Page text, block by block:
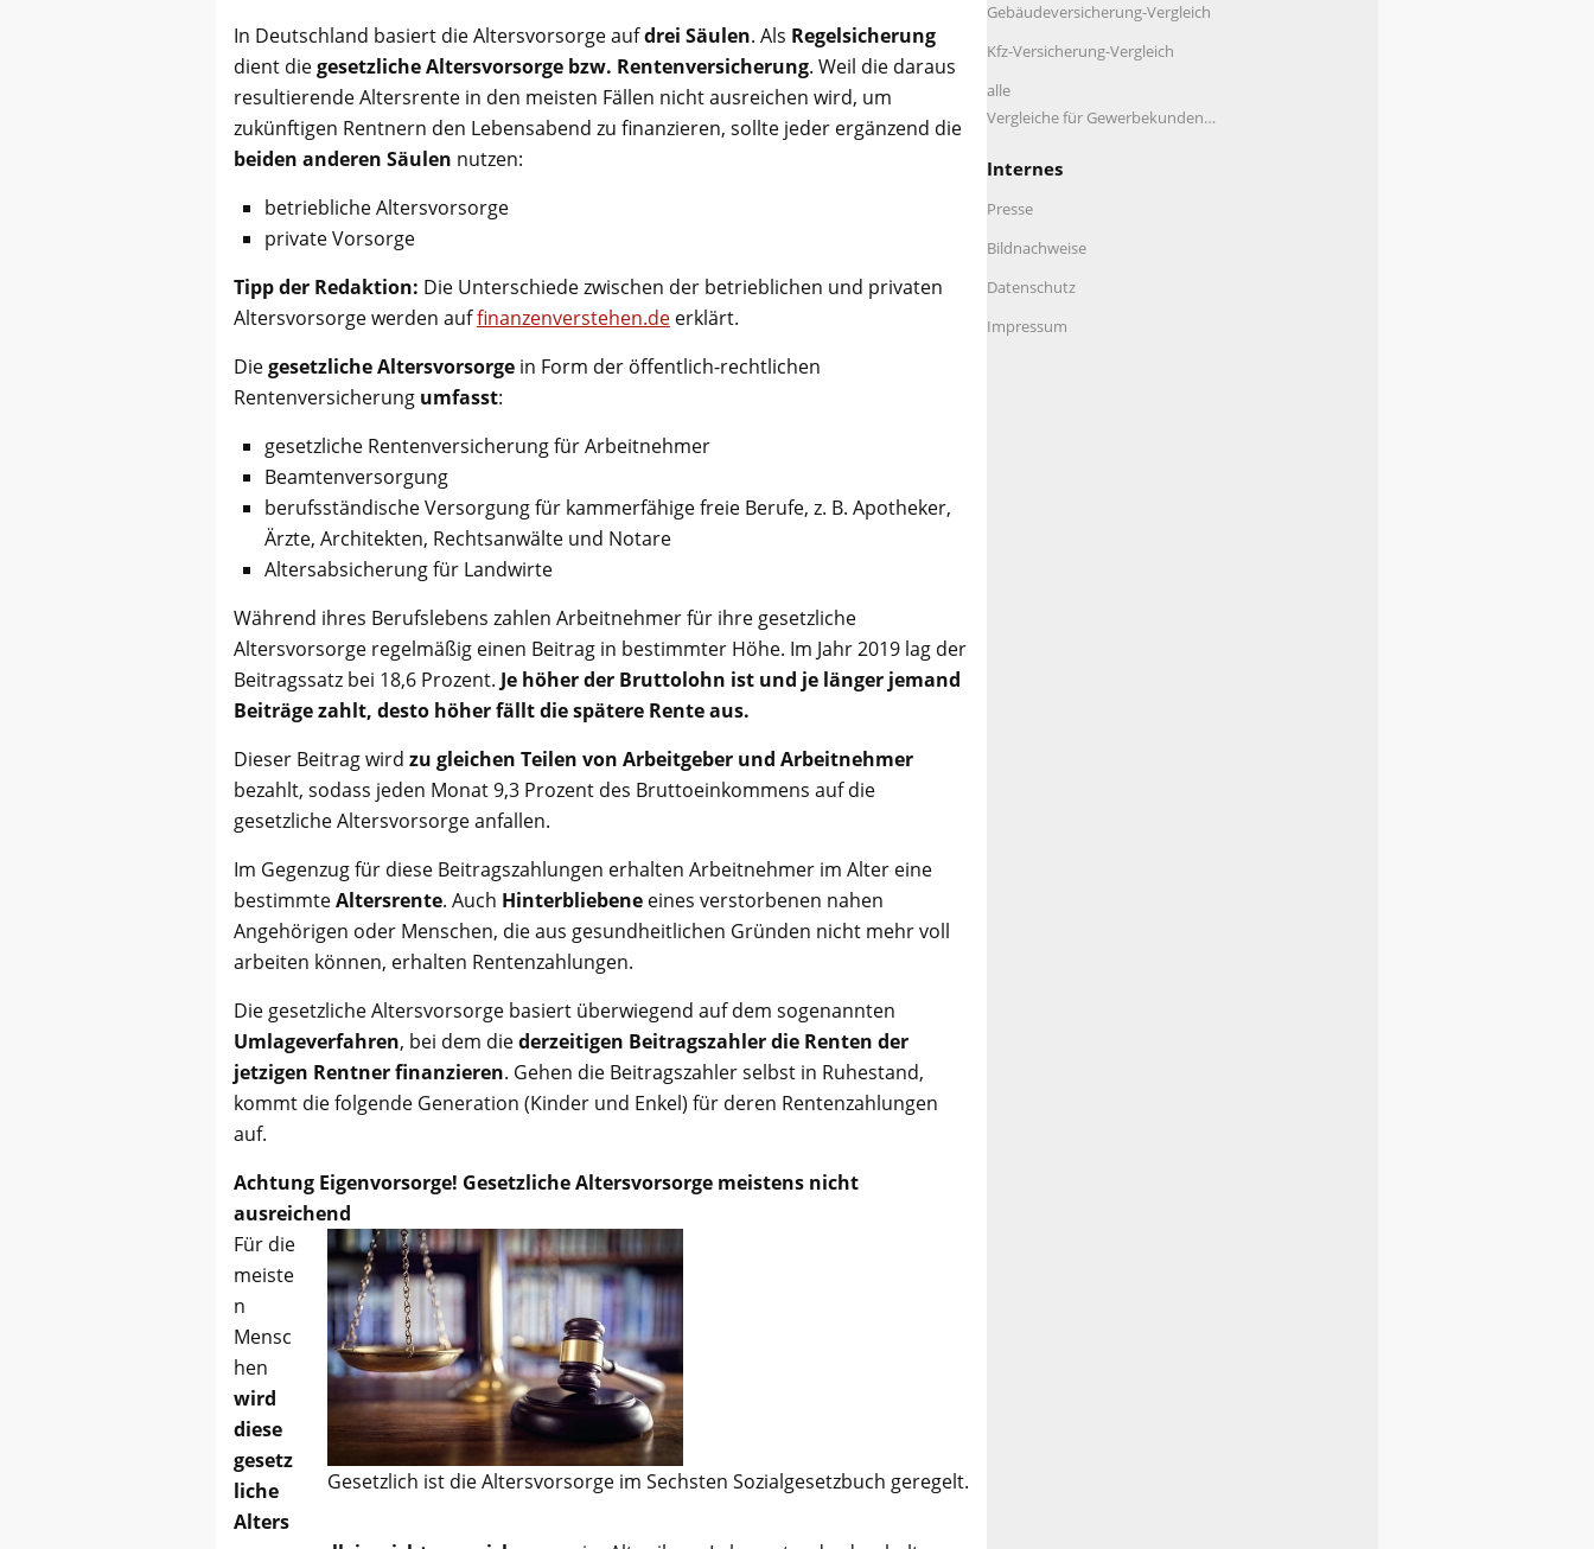
In Deutschland basiert die Altersvorsorge aufdrei Säulen. Als Regelsicherung
dient diegesetzliche Altersvorsorge bzw. Rentenversicherung. Weil die daraus
resultierende Altersrente in den meisten Fällen nicht ausreichen wird, um
zukünftigen Rentnern den Lebensabend zu finanzieren, sollte jeder ergänzend die
beiden anderen Säulen nutzen:
betriebliche Altersvorsorge
private Vorsorge
Tipp der Redaktion: Die Unterschiede zwischen der betrieblichen und privaten
Altersvorsorge werden auffinanzenverstehen.de erklärt.
Diegesetzliche Altersvorsorge in Form der öffentlich-rechtlichen
Rentenversicherung umfasst:
gesetzliche Rentenversicherung für Arbeitnehmer
Beamtenversorgung
berufsständische Versorgung für kammerfähige freie Berufe, z. B. Apotheker,
Ärzte, Architekten, Rechtsanwälte und Notare
Altersabsicherung für Landwirte
Während ihres Berufslebens zahlen Arbeitnehmer für ihre gesetzliche
Altersvorsorge regelmäßig einen Beitrag in bestimmter Höhe. Im Jahr 2019 lag der
Beitragssatz bei 18,6 Prozent. Je höher der Bruttolohn ist und je länger jemand
Beiträge zahlt, desto höher fällt die spätere Rente aus.
Dieser Beitrag wird zu gleichen Teilen von Arbeitgeber und Arbeitnehmer
bezahlt, sodass jeden Monat 9,3 Prozent des Bruttoeinkommens auf die
gesetzliche Altersvorsorge anfallen.
Im Gegenzug für diese Beitragszahlungen erhalten Arbeitnehmer im Alter eine
bestimmteAltersrente. Auch Hinterbliebene eines verstorbenen nahen
Angehörigen oder Menschen, die aus gesundheitlichen Gründen nicht mehr voll
arbeiten können, erhalten Rentenzahlungen.
Die gesetzliche Altersvorsorge basiert überwiegend auf dem sogenannten
Umlageverfahren, bei dem diederzeitigen Beitragszahler die Renten der
jetzigen Rentner finanzieren. Gehen die Beitragszahler selbst in Ruhestand,
kommt die folgende Generation (Kinder und Enkel) für deren Rentenzahlungen
auf.
Achtung Eigenvorsorge! Gesetzliche Altersvorsorge meistens nicht
ausreichend
Gesetzlich ist die Altersvorsorge im Sechsten Sozialgesetzbuch geregelt.
Für die
meiste
n
Mensc
hen
wird
diese
gesetz
liche
Alters
Gebäudeversicherung-Vergleich
Kfz-Versicherung-Vergleich
alle
Vergleiche für Gewerbekunden…
Internes
Presse
Bildnachweise
Datenschutz
Impressum